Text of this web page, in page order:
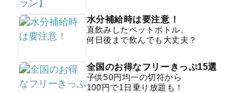
水分補給時は要注意！
直飲みしたペットボトル、
何日後まで飲んでも大丈夫？
全国のお得なフリーきっぷ15選
子供50円均一の切符から
100円で1日乗り放題も！